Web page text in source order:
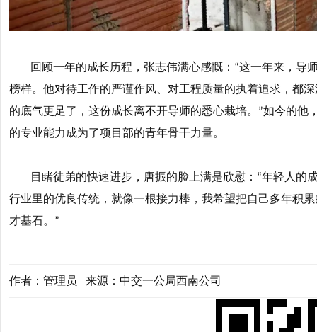
回顾一年的成长历程，张志伟满心感慨： “这一年来，导
榜样。他对待工作的严谨作风、对工程质量的执着追求，都
的底气更足了，这份成长离不开导师的悉心栽培。 ”如今的他
的专业能力成为了项目部的青年骨干力量。
目睹徒弟的快速进步，唐振的脸上满是欣慰： “年轻人的
行业里的优良传统，就像一根接力棒，我希望把自己多年积
才基石。 ”
作者：管理员 来源：中交一公局西南公司